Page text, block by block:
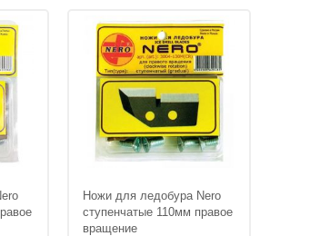
Ножи для ледобура Nero
ступенчатые 110мм правое
вращение